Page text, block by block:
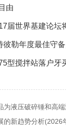
由
世界基建论坛
年度最佳守备
搅拌站落户牙
为液压破碎锤和高
的新趋势分析(2026